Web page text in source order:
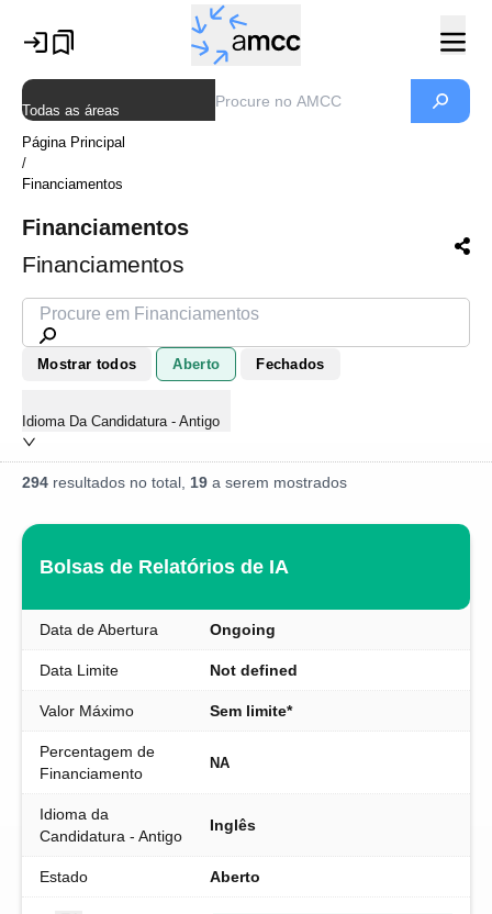
Todas as áreas
Página Principal
/
Financiamentos
Financiamentos
Financiamentos
Mostrar todos Aberto Fechados
Idioma Da Candidatura - Antigo
294 resultados no total, 19 a serem mostrados
Bolsas de Relatórios de IA
Data de Abertura Ongoing
Data Limite Not defined
Valor Máximo Sem limite*
Percentagem de
Financiamento
NA
Idioma da
Candidatura - Antigo
Inglês
Estado Aberto